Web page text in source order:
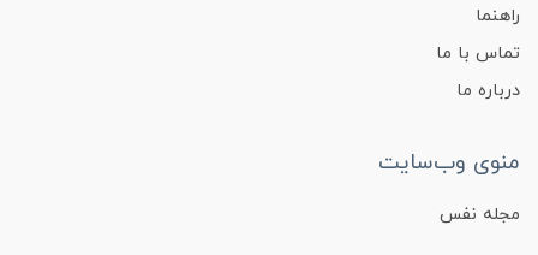
راهنما
تماس با ما
درباره ما
منوی وب‌سایت
مجله نفس